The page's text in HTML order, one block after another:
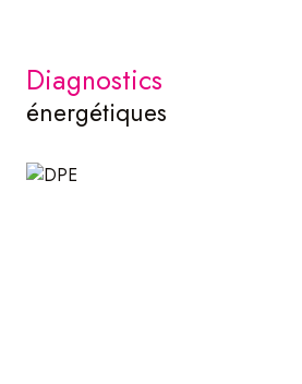
diagnostics
énergétiques